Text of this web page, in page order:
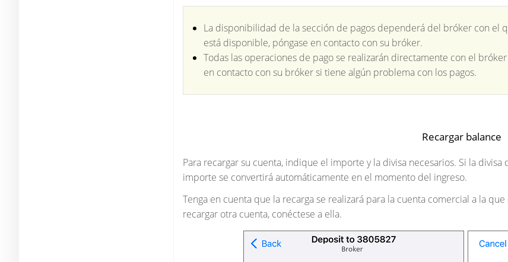
La disponibilidad de la sección de pagos dependerá del bróker con el
está disponible, póngase en contacto con su bróker.
Todas las operaciones de pago se realizarán directamente con el
en contacto con su bróker si tiene algún problema con los pagos.
Recargar balance
Para recargar su cuenta, indique el importe y la divisa necesarios. Si la
importe se convertirá automáticamente en el momento del ingreso.
Tenga en cuenta que la recarga se realizará para la cuenta comercial a la
recargar otra cuenta, conéctese a ella.